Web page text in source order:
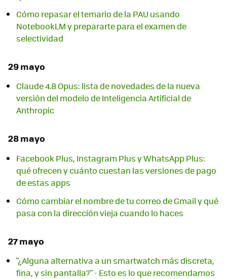
Cómo repasar el temario de la PAU usando
NotebookLM y prepararte para el examen de
selectividad
29 mayo
Claude 4.8 Opus: lista de novedades de la nueva
versión del modelo de Inteligencia Artificial de
Anthropic
28 mayo
Facebook Plus, Instagram Plus y WhatsApp Plus:
qué ofrecen y cuánto cuestan las versiones de pago
de estas apps
Cómo cambiar el nombre de tu correo de Gmail y qué
pasa con la dirección vieja cuando lo haces
27 mayo
"¿Alguna alternativa a un smartwatch más discreta,
fina, y sin pantalla?" - Esto es lo que recomendamos